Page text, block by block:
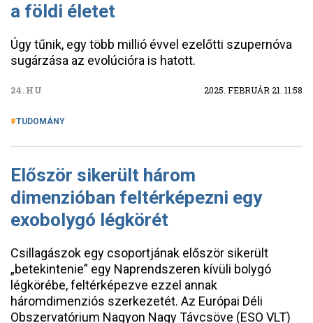
a földi életet
Úgy tűnik, egy több millió évvel ezelőtti szupernóva
sugárzása az evolúcióra is hatott.
24.HU 2025. FEBRUÁR 21. 11:58
TUDOMÁNY
Először sikerült három
dimenzióban feltérképezni egy
exobolygó légkörét
Csillagászok egy csoportjának először sikerült
„betekintenie” egy Naprendszeren kívüli bolygó
légkörébe, feltérképezve ezzel annak
háromdimenziós szerkezetét. Az Európai Déli
Obszervatórium Nagyon Nagy Távcsöve (ESO VLT)